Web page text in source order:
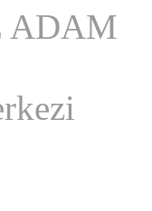
ADAM